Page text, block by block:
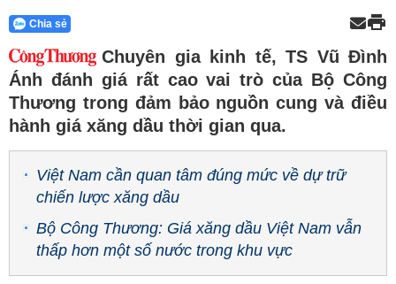
Chia sẻ
Chuyên gia kinh tế, TS Vũ Đình
Ánh đánh giá rất cao vai trò của Bộ Công
Thương trong đảm bảo nguồn cung và điều
hành giá xăng dầu thời gian qua.
Việt Nam cần quan tâm đúng mức về dự trữ
chiến lược xăng dầu
Bộ Công Thương: Giá xăng dầu Việt Nam vẫn
thấp hơn một số nước trong khu vực